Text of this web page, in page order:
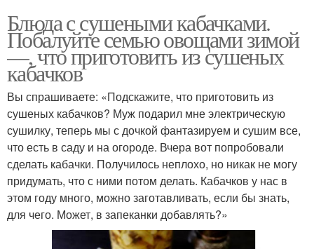
Блюда с сушеными кабачками.
Побалуйте семью овощами зимой
—, что приготовить из сушеных
кабачков
Вы спрашиваете: «Подскажите, что приготовить из
сушеных кабачков? Муж подарил мне электрическую
сушилку, теперь мы с дочкой фантазируем и сушим все,
что есть в саду и на огороде. Вчера вот попробовали
сделать кабачки. Получилось неплохо, но никак не могу
придумать, что с ними потом делать. Кабачков у нас в
этом году много, можно заготавливать, если бы знать,
для чего. Может, в запеканки добавлять?»